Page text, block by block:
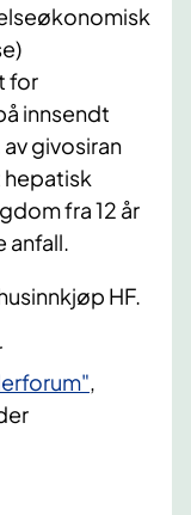
for
innsendt
givosiran
hepatisk
fra 12 år
anfall.
HF.
,